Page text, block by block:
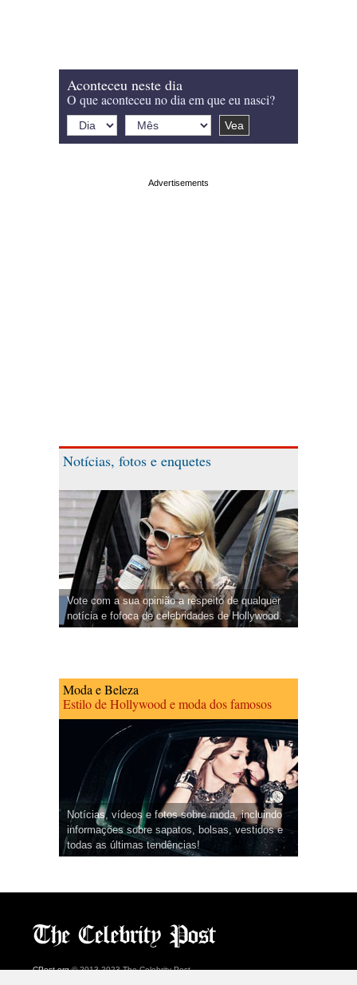
Aconteceu neste dia
O que aconteceu no dia em que eu nasci?
Notícias, fotos e enquetes
Vote com a sua opinião a respeito de qualquer
notícia e fofoca de celebridades de Hollywood.
Moda e Beleza
Estilo de Hollywood e moda dos famosos
Notícias, vídeos e fotos sobre moda, incluindo
informações sobre sapatos, bolsas, vestidos e
todas as últimas tendências!
CPost.org© 2013-2023 The Celebrity Post.